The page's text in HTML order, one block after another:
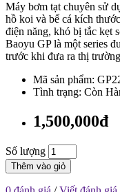
Máy bơm tạt chuyên sử
hồ koi và bể cá kích
điện năng, khó bị tắc kẹt
Baoyu GP là một series
trước khi đưa ra thị
Mã sản phẩm:
Tình trạng: Còn
1,500,000đ
Số lượng
Thêm vào giỏ